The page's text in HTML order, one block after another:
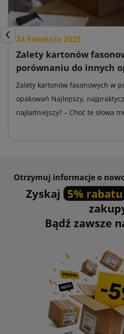
Poprzedni
24 kwietnia 2025
Zalety kartonów
porównaniu do innych
Zalety kartonów fasonowych w
opakowań Najlepszy,
najładniejszy? – Choć te słowa
Otrzymuj informacje o
Zyskaj 5% rabatu
Bądź zawsze